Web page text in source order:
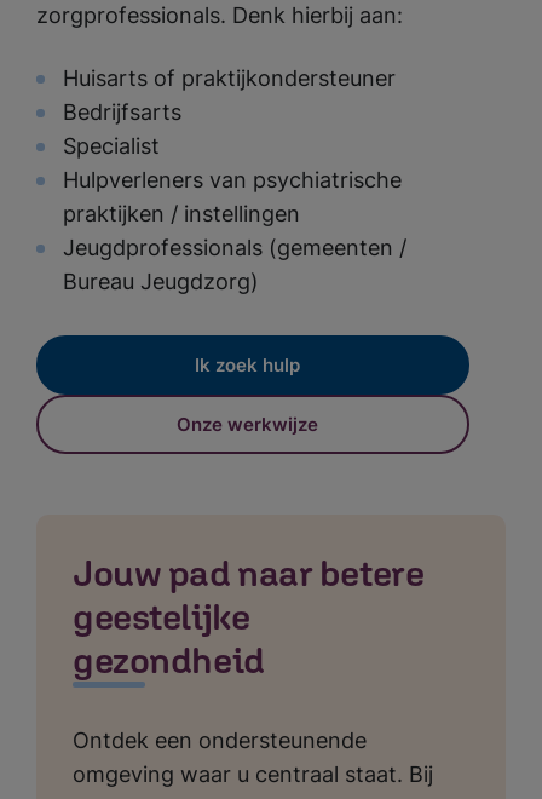
zorgprofessionals. Denk hierbij aan:
Huisarts of praktijkondersteuner
Bedrijfsarts
Specialist
Hulpverleners van psychiatrische
praktijken / instellingen
Jeugdprofessionals (gemeenten /
Bureau Jeugdzorg)
Ik zoek hulp
Onze werkwijze
Jouw pad naar betere
geestelijke
gezondheid
Ontdek een ondersteunende
omgeving waar u centraal staat. Bij